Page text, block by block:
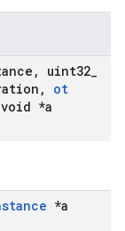
, uint32
,
ot
void *a
*a